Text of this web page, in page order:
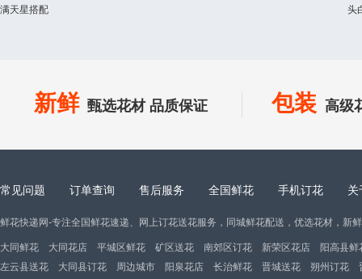
新鲜 甄选花材 品质保证 包装 高级
常见问题 订单查询 售后服务 全国鲜花 手机订花 关
鲜花快递网-专注全国鲜花速递、网上订花送花服务，同城鲜花配送，优选花材，新
大同鲜花 大同花店 平城区鲜花 矿区送花 南郊区订花 新荣区花店
阳高县鲜
左云县送花
大同县订花 周边城市 阳泉花店 长治鲜花 晋城送花 朔州订花